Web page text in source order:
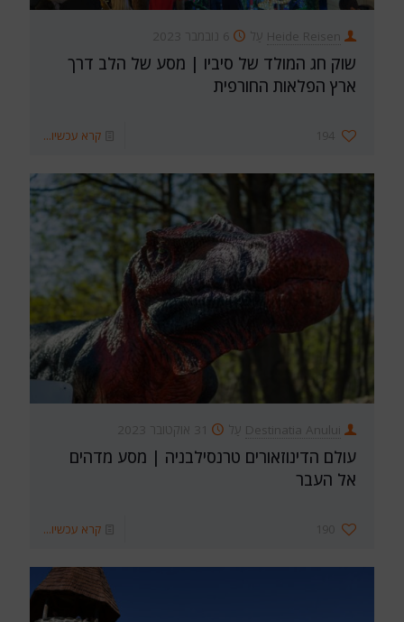
Heide Reisen עַל 6 נובמבר 2023
שוק חג המולד של סיביו | מסע של הלב דרך
ארץ הפלאות החורפית
194 קרא עכשיו...
Destinatia Anului עַל 31 אוקטובר 2023
עולם הדינוזאורים טרנסילבניה | מסע מדהים
אל העבר
190 קרא עכשיו...